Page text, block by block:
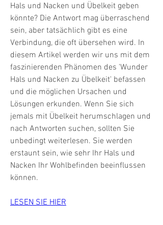
Hals und Nacken und Übelkeit geben
könnte? Die Antwort mag überraschend
sein, aber tatsächlich gibt es eine
Verbindung, die oft übersehen wird. In
diesem Artikel werden wir uns mit dem
faszinierenden Phänomen des 'Wunder
Hals und Nacken zu Übelkeit' befassen
und die möglichen Ursachen und
Lösungen erkunden. Wenn Sie sich
jemals mit Übelkeit herumschlagen und
nach Antworten suchen, sollten Sie
unbedingt weiterlesen. Sie werden
erstaunt sein, wie sehr Ihr Hals und
Nacken Ihr Wohlbefinden beeinflussen
können.
LESEN SIE HIER